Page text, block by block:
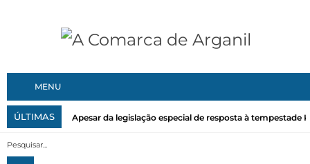
MENU
ÚLTIMAS Apesar da legislação especial de resposta à tempestade